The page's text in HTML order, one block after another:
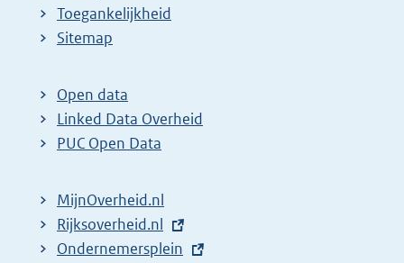
Toegankelijkheid
Sitemap
Open data
Linked Data Overheid
PUC Open Data
MijnOverheid.nl
E
x
Rijksoverheid.nl
E
Ondernemersplein